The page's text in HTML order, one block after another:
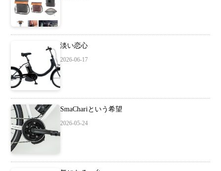
淡い恋心
2026-06-17
SmaChariという希望
2026-05-24